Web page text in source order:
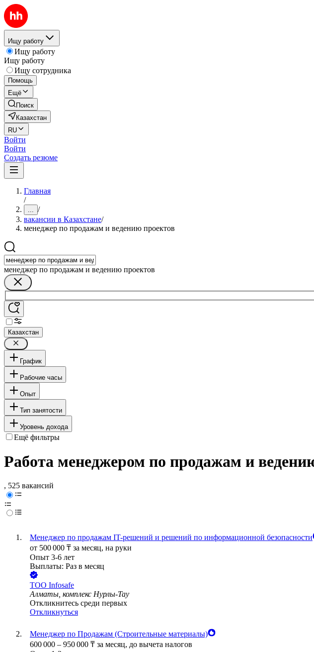
Ищу работу
Ищу работу
Ищу работу
Ищу сотрудника
Помощь
Ещё
Поиск
Казахстан
RU
Войти
Войти
Создать резюме
Главная
/
... /
вакансии в Казахстане/
менеджер по продажам и ведению проектов
менеджер по продажам и ведению проектов
Казахстан
График
Рабочие часы
Опыт
Тип занятости
Уровень дохода
Ещё фильтры
Работа менеджером по продажам и
, 525 вакансий
Менеджер по продажам IT-решений и решений по информационной безопасности
от 500 000 ₸ за месяц, на руки
Опыт 3-6 лет
Выплаты: Раз в месяц
ТОО Infosafe
Алматы, комплекс Нурлы-Тау
Откликнитесь среди первых
Откликнуться
Менеджер по Продажам (Строительные материалы)
600 000 – 950 000 ₸ за месяц, до вычета налогов